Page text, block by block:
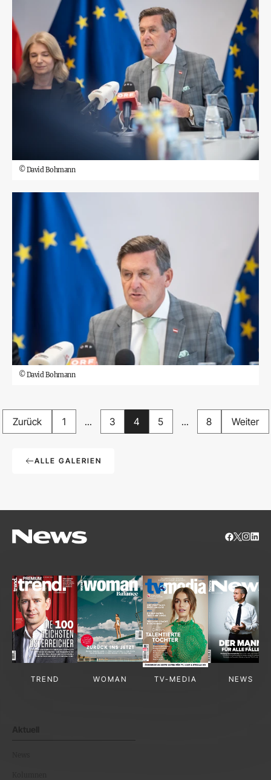
©David Bohmann
©David Bohmann
Zurück 1 ... 3 4 5 ... 8 Weiter
ALLE GALERIEN
TREND WOMAN TV-MEDIA NEWS